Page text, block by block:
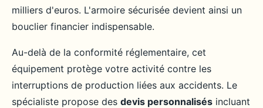
milliers d'euros. L'armoire sécurisée devient ainsi un
bouclier financier indispensable.
Au-delà de la conformité réglementaire, cet
équipement protège votre activité contre les
interruptions de production liées aux accidents. Le
spécialiste propose des devis personnalisés incluant